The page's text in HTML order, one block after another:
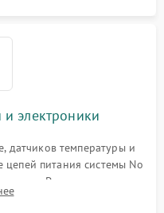
и электроники
датчиков температуры и
цепей питания системы No
Ремонт или замена
алгоритмов.